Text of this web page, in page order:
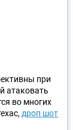
при
атаковать
во многих
дроп шот